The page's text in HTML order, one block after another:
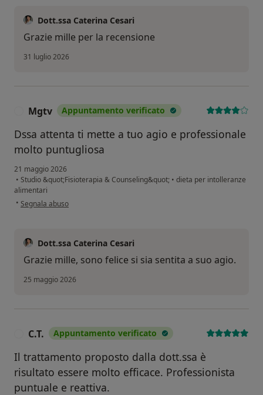
Dott.ssa Caterina Cesari
Grazie mille per la recensione
31 luglio 2026
Mgtv Appuntamento verificato
Dssa attenta ti mette a tuo agio e professionale
molto puntugliosa
21 maggio 2026
• Studio &quot;Fisioterapia & Counseling&quot; • dieta per intolleranze
alimentari
• secondo l'opinione dell'utente Mgtv
Segnala abuso
Dott.ssa Caterina Cesari
Grazie mille, sono felice si sia sentita a suo agio.
25 maggio 2026
C.T. Appuntamento verificato
Il trattamento proposto dalla dott.ssa è
risultato essere molto efficace. Professionista
puntuale e reattiva.